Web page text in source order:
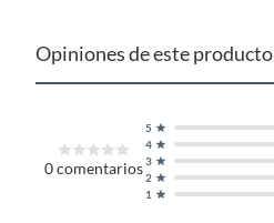
Opiniones de este producto
0comentarios
1
2
3
4
5